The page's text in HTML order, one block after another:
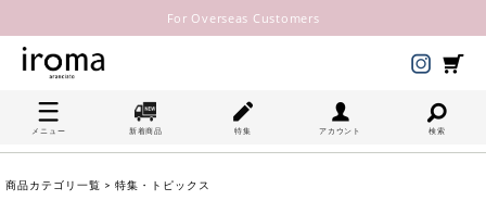
For Overseas Customers
メニュー 新着商品 特集 アカウント 検索
商品カテゴリ一覧 > 特集・トピックス